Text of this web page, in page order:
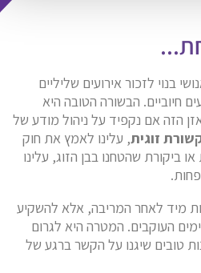
בנוי לזכור אירועים שליליים
חיוביים. הבשורה הטובה היא
הזה אם נקפיד על ניהול מודע של
זוגית, עלינו לאמץ את חוק
או ביקורת שהטחנו בבן הזוג, עלינו
מיד לאחר המריבה, אלא להשקיע
העוקבים. המטרה היא לגרום
טובים שיגנו על הקשר ברגע של